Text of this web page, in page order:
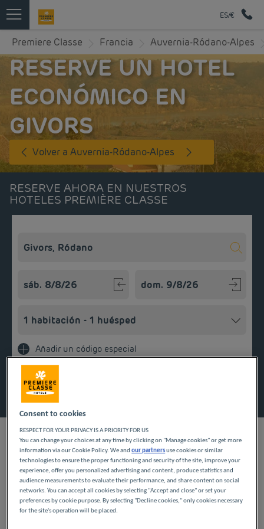
ES/€
Premiere Classe Francia Auvernia-Ródano-Alpes
RESERVE UN HOTEL
ECONÓMICO EN
GIVORS
Volver a Auvernia-Ródano-Alpes
RESERVE AHORA EN NUESTROS
HOTELES PREMIÈRE CLASSE
Añadir un código especial
NUESTROS HOTELES A
PRECIOS BAJOS EN
GIVORS
Consent to cookies
RESPECT FOR YOUR PRIVACY IS A PRIORITY FOR US
You can change your choices at any time by clicking on "Manage cookies" or get more
information via our Cookie Policy. We andour partnersuse cookies or similar
technologies to ensure the proper functioning and security of the site, improve your
experience, offer you personalized advertising and content, produce statistics and
audience measurements to evaluate their performance, and share content on social
networks. You can accept all cookies by selecting "Accept and close" or set your
preferences by cookie purpose. By selecting "Decline cookies," only cookies necessary
for the site's operation will be placed.